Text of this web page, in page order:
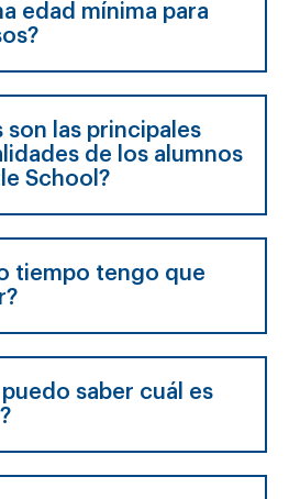
edad mínima para
son las principales
de los alumnos
School?
tiempo tengo que
saber cuál es